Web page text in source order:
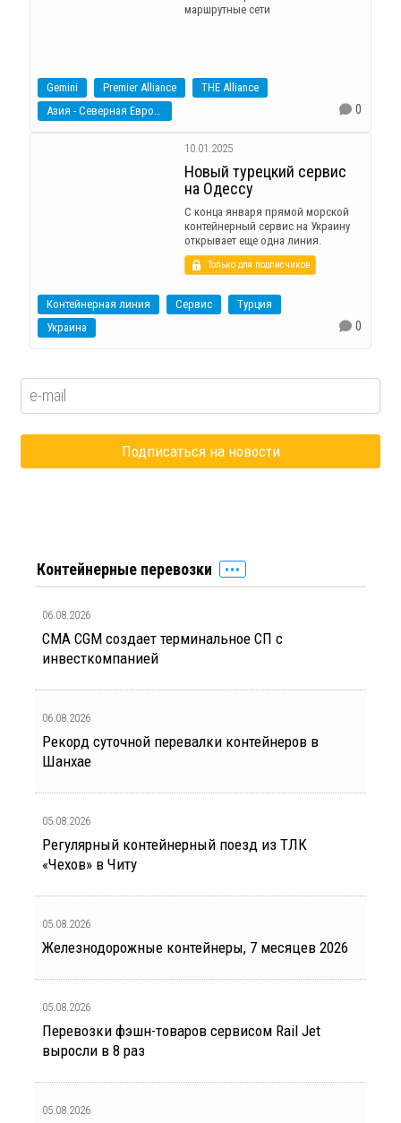
маршрутные сети
Gemini Premier Alliance
THE Alliance
0
10.01.2025
Новый турецкий сервис
на Одессу
С конца января прямой морской
контейнерный сервис на Украину
открывает еще одна линия.
Только для подписчиков
Контейнерная линия Сервис
Турция
Украина
0
Контейнерные перевозки
06.08.2026
CMA CGM создает терминальное СП с
инвесткомпанией
06.08.2026
Рекорд суточной перевалки контейнеров в
Шанхае
05.08.2026
Регулярный контейнерный поезд из ТЛК
«Чехов» в Читу
05.08.2026
Железнодорожные контейнеры, 7 месяцев 2026
05.08.2026
Перевозки фэшн-товаров сервисом Rail Jet
выросли в 8 раз
05.08.2026